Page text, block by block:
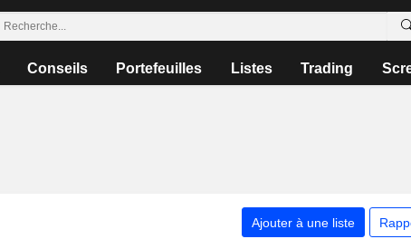
Conseils Portefeuilles Listes Trading
Ajouter à une liste